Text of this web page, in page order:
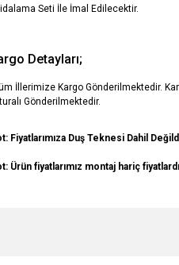
Seti İle İmal Edilecektir.
Detayları;
İllerimize Kargo Gönderilmektedir.
Gönderilmektedir.
Fiyatlarımıza Duş Teknesi Dahil
Ürün fiyatlarımız montaj hariç